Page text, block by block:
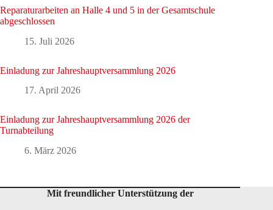
Reparaturarbeiten an Halle 4 und 5 in der Gesamtschule
abgeschlossen
15. Juli 2026
Einladung zur Jahreshauptversammlung 2026
17. April 2026
Einladung zur Jahreshauptversammlung 2026 der
Turnabteilung
6. März 2026
Mit freundlicher Unterstützung der